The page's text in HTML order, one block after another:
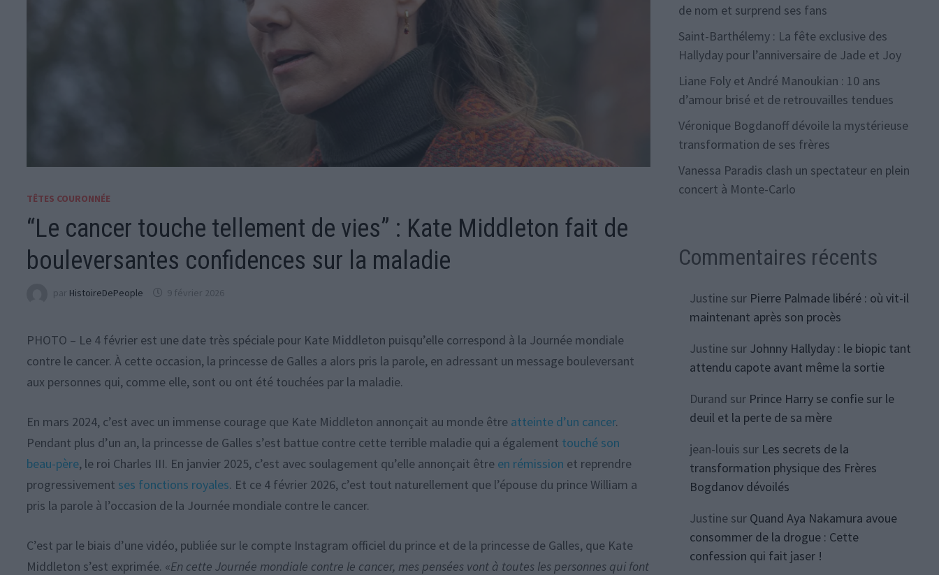
TÊTES COURONNÉE
“Le cancer touche tellement de vies” : Kate Middleton fait de
bouleversantes confidences sur la maladie
par HistoireDePeople 9 février 2026
PHOTO – Le 4 février est une date très spéciale pour Kate Middleton puisqu’elle correspond à la Journée mondiale
contre le cancer. À cette occasion, la princesse de Galles a alors pris la parole, en adressant un message bouleversant
aux personnes qui, comme elle, sont ou ont été touchées par la maladie.
En mars 2024, c’est avec un immense courage que Kate Middleton annonçait au monde être atteinte d’un cancer.
Pendant plus d’un an, la princesse de Galles s’est battue contre cette terrible maladie qui a également touché son
beau-père, le roi Charles III. En janvier 2025, c’est avec soulagement qu’elle annonçait être en rémission et reprendre
progressivement ses fonctions royales. Et ce 4 février 2026, c’est tout naturellement que l’épouse du prince William a
pris la parole à l’occasion de la Journée mondiale contre le cancer.
C’est par le biais d’une vidéo, publiée sur le compte Instagram officiel du prince et de la princesse de Galles, que Kate
Middleton s’est exprimée. «En cette Journée mondiale contre le cancer, mes pensées vont à toutes les personnes qui font
de nom et surprend ses fans
Saint-Barthélemy : La fête exclusive des
Hallyday pour l’anniversaire de Jade et Joy
Liane Foly et André Manoukian : 10 ans
d’amour brisé et de retrouvailles tendues
Véronique Bogdanoff dévoile la mystérieuse
transformation de ses frères
Vanessa Paradis clash un spectateur en plein
concert à Monte-Carlo
Commentaires récents
Justinesur Pierre Palmade libéré : où vit-il
maintenant après son procès
Justinesur Johnny Hallyday : le biopic tant
attendu capote avant même la sortie
Durand sur Prince Harry se confie sur le
deuil et la perte de sa mère
jean-louis sur Les secrets de la
transformation physique des Frères
Bogdanov dévoilés
Justinesur Quand Aya Nakamura avoue
consommer de la drogue : Cette
confession qui fait jaser !